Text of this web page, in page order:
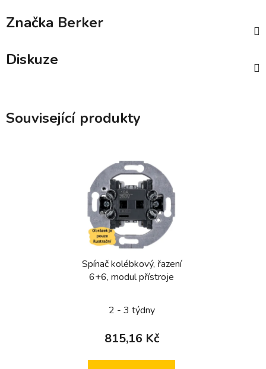
Značka Berker
Diskuze
Související produkty
Spínač kolébkový, řazení
6+6, modul přístroje
2 - 3 týdny
815,16 Kč